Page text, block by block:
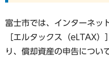
富士市では、インターネッ
［エルタックス（eLTAX
り、償却資産の申告につい